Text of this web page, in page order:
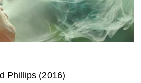
Phillips (2016)